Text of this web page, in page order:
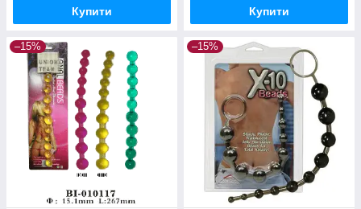
Купити Купити
–15% –15%